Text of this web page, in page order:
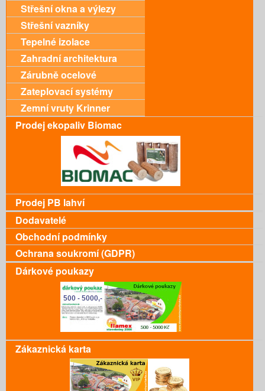
Střešní okna a výlezy
Střešní vazníky
Tepelné izolace
Zahradní architektura
Zárubně ocelové
Zateplovací systémy
Zemní vruty Krinner
Prodej ekopaliv Biomac
Prodej PB lahví
Dodavatelé
Obchodní podmínky
Ochrana soukromí (GDPR)
Dárkové poukazy
Zákaznická karta